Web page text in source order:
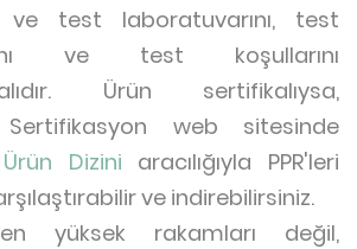
ve test laboratuvarını, test
ve test koşullarını
Ürün sertifikalıysa,
Sertifikasyon web sitesinde
Dizini aracılığıyla PPR'leri
ve indirebilirsiniz.
yüksek rakamları değil,